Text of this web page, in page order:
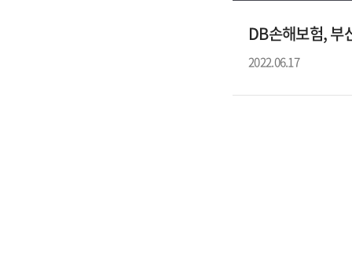
DB손해보험, 부
2022.06.17